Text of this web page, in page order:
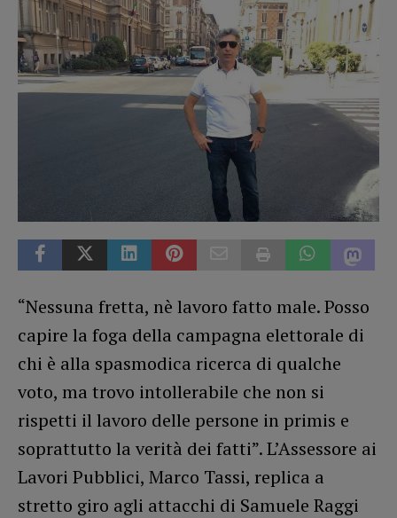
“Nessuna fretta, nè lavoro fatto male. Posso
capire la foga della campagna elettorale di
chi è alla spasmodica ricerca di qualche
voto, ma trovo intollerabile che non si
rispetti il lavoro delle persone in primis e
soprattutto la verità dei fatti”. L’Assessore ai
Lavori Pubblici, Marco Tassi, replica a
stretto giro agli attacchi di Samuele Raggi